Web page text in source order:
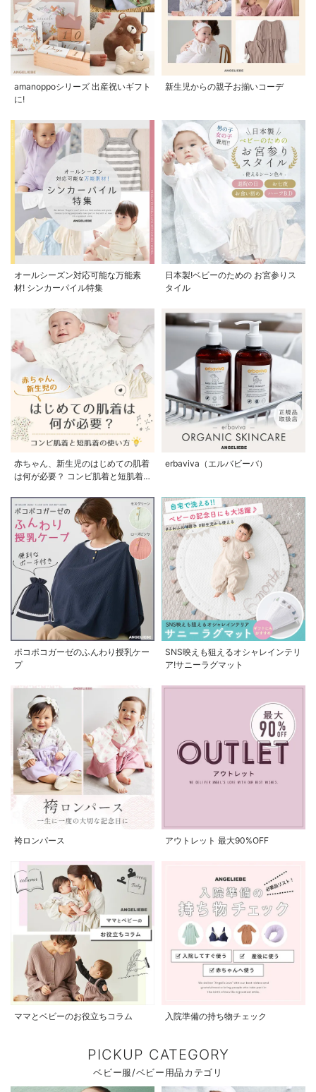
amanoppoシリーズ 出産祝いギフト
に!
新生児からの親子お揃いコーデ
オールシーズン対応可能な万能素
材! シンカーパイル特集
日本製!ベビーのための お宮参りス
タイル
赤ちゃん、新生児のはじめての肌着
は何が必要？ コンビ肌着と短肌着
erbaviva（エルバビーバ）
ポコポコガーゼのふんわり授乳ケー
プ
SNS映えも狙えるオシャレインテリ
ア!サニーラグマット
袴ロンパース アウトレット 最大90%OFF
ママとベビーのお役立ちコラム 入院準備の持ち物チェック
PICKUP CATEGORY
ベビー服/ベビー用品カテゴリ